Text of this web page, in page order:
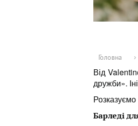
Головна ›
Від
дружби».
Барледі